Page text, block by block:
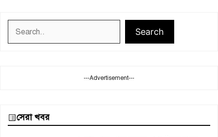
Search
---Advertisement---
সেরা খবর